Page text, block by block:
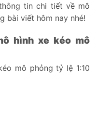
tin chi tiết về mô
bài viết hôm nay nhé!
hình xe kéo mô
mô phỏng tỷ lệ 1:10